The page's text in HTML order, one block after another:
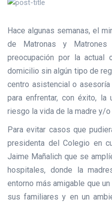
Hace algunas semanas, el
de Matronas y
preocupación por la actual
domicilio sin algún tipo de
centro asistencial o
para enfrentar, con éxito, la
riesgo la vida de la madre y/o
Para evitar casos que
presidenta del Colegio en
Jaime Mañalich que se
hospitales, donde la
entorno más amigable que
sus familiares y en un